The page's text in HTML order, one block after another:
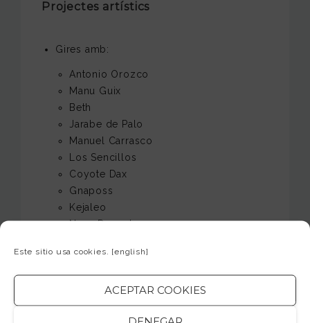
Este sitio usa cookies. [english]
ACEPTAR COOKIES
Projectes artístics
Gires amb:
Antonio Orozco
Manu Guix
Beth
Jarabe de Palo
Manuel Carrasco
Los Sencillos
Coyote Dax
Gnaposs
Kejaleo
Nena Daconte
Tamara
Operación triunfo
Teatre musical: